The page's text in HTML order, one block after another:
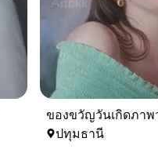
ของขวัญวันเกิดภา
ปทุมธานี